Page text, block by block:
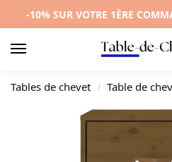
-10% SUR VOTRE 1ÈRE
Tables de chevet / Table de